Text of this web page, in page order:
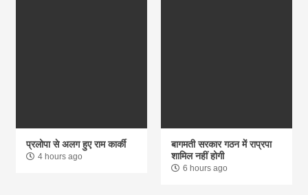
प्रलोपा से अलग हुए राम कार्की
4 hours ago
बागमती सरकार गठन में राप्रपा
शामिल नहीं होगी
6 hours ago